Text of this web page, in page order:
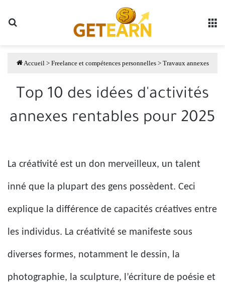
Accueil > Freelance et compétences personnelles > Travaux annexes
Top 10 des idées d'activités
annexes rentables pour 2025
La créativité est un don merveilleux, un talent
inné que la plupart des gens possèdent. Ceci
explique la différence de capacités créatives entre
les individus. La créativité se manifeste sous
diverses formes, notamment le dessin, la
photographie, la sculpture, l’écriture de poésie et